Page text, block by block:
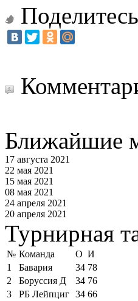
Ближайшие
17 августа 2021
22 мая 2021
15 мая 2021
08 мая 2021
24 апреля 2021
20 апреля 2021
Турнирная
№ Команда О И
1
Бавария 34 78
2
Боруссия Д 34 76
3
РБ Лейпциг 34 66